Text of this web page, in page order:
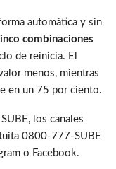
automática y sin
combinaciones
de reinicia. El
menos, mientras
en un 75 por ciento.
los canales
0800-777-SUBE
o Facebook.